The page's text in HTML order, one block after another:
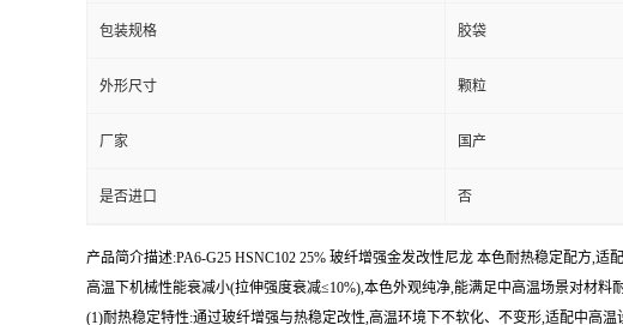
包装规格 胶袋
外形尺寸 颗粒
厂家 国产
是否进口 否
产品简介描述:PA6-G25 HSNC102 25% 玻纤增强金发改性尼龙 本色耐热稳定配方,
高温下机械性能衰减小(拉伸强度衰减≤10%),本色外观纯净,能满足中高温场景对材料
(1)耐热稳定特性:通过玻纤增强与热稳定改性,高温环境下不软化、不变形,适配中高